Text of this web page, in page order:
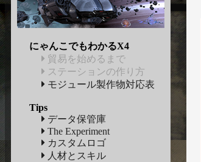
にゃんこでもわかるX4
貿易を始めるまで
ステーションの作り方
モジュール製作物対応表
Tips
データ保管庫
The Experiment
カスタムロゴ
人材とスキル